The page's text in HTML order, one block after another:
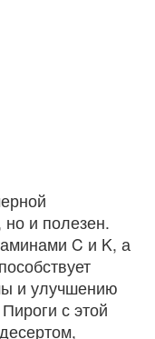
но и полезен.
C и K, а
и улучшению
с этой